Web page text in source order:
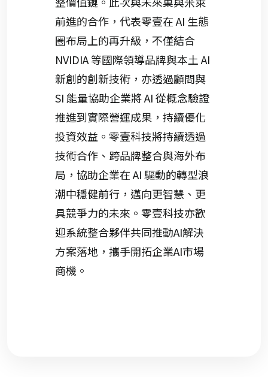
前進的合作，代表零壹在 AI 生態
圈布局上的再升級，不僅結合
NVIDIA 等國際領導品牌與本土 AI
新創的創新技術，亦透過顧問與
SI 能量協助企業將 AI 從概念驗證
推進到實際營運成果，持續優化
投資效益。零壹科技將持續透過
技術合作、跨品牌整合與海外布
局，協助企業在 AI 驅動的轉型浪
潮中穩健前行，邁向更智慧、更
具競爭力的未來。零壹科技亦歡
迎系統整合夥伴共同推動AI解決
方案落地，攜手開拓企業AI市場
商機。